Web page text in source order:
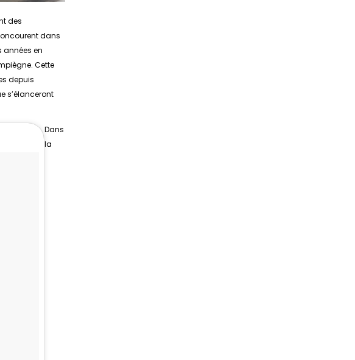
des
dans
années en
Cette
depuis
s’élanceront
Dans
la